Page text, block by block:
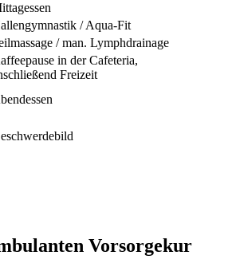
/ Aqua-Fit
/ man. Lymphdrainage
in der Cafeteria,
Freizeit
Vorsorgekur